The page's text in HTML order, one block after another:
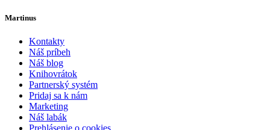
Martinus
Kontakty
Náš príbeh
Náš blog
Knihovrátok
Partnerský systém
Pridaj sa k nám
Marketing
Náš labák